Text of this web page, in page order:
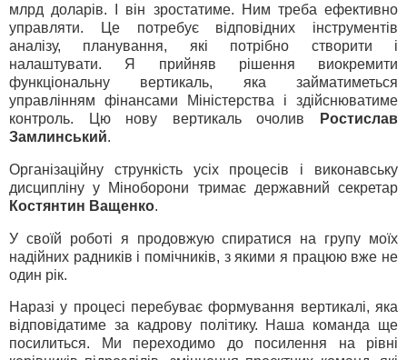
млрд доларів. І він зростатиме. Ним треба ефективно
управляти. Це потребує відповідних інструментів
аналізу, планування, які потрібно створити і
налаштувати. Я прийняв рішення виокремити
функціональну вертикаль, яка займатиметься
управлінням фінансами Міністерства і здійснюватиме
контроль. Цю нову вертикаль очолив
Ростислав
Замлинський.
Організаційну стрункість усіх процесів і виконавську
дисципліну у Міноборони тримає державний секретар
Костянтин Ващенко.
У своїй роботі я продовжую спиратися на групу моїх
надійних радників і помічників, з якими я працюю вже не
один рік.
Наразі у процесі перебуває формування вертикалі, яка
відповідатиме за кадрову політику. Наша команда ще
посилиться. Ми переходимо до посилення на рівні